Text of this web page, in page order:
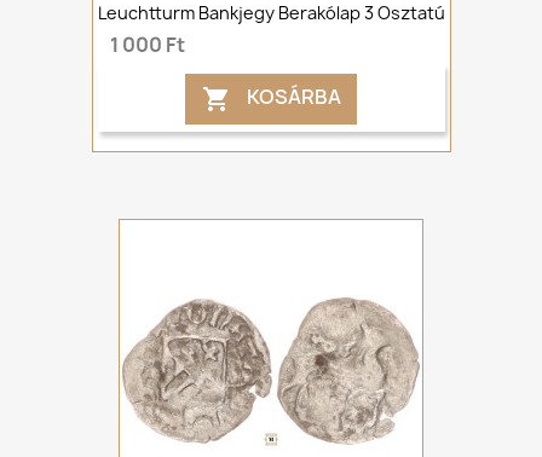
Leuchtturm Bankjegy Berakólap 3 Osztatú
1 000 Ft
 KOSÁRBA